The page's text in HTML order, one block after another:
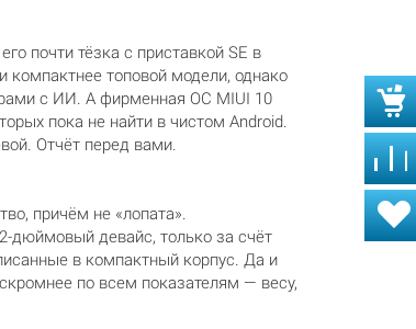
почти тёзка с приставкой SE в
компактнее топовой модели, однако
с ИИ. А фирменная ОС MIUI 10
пока не найти в чистом Android.
Отчёт перед вами.
причём не «лопата».
дюймовый девайс, только за счёт
в компактный корпус. Да и
по всем показателям — весу,